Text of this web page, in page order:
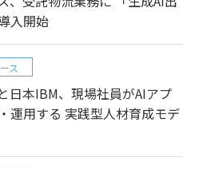
入開始
ス
日本IBM、現場社員がAIアプ
運用する 実践型人材育成モデ